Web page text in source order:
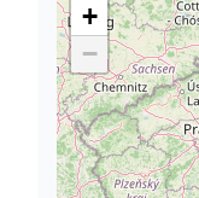
+
−